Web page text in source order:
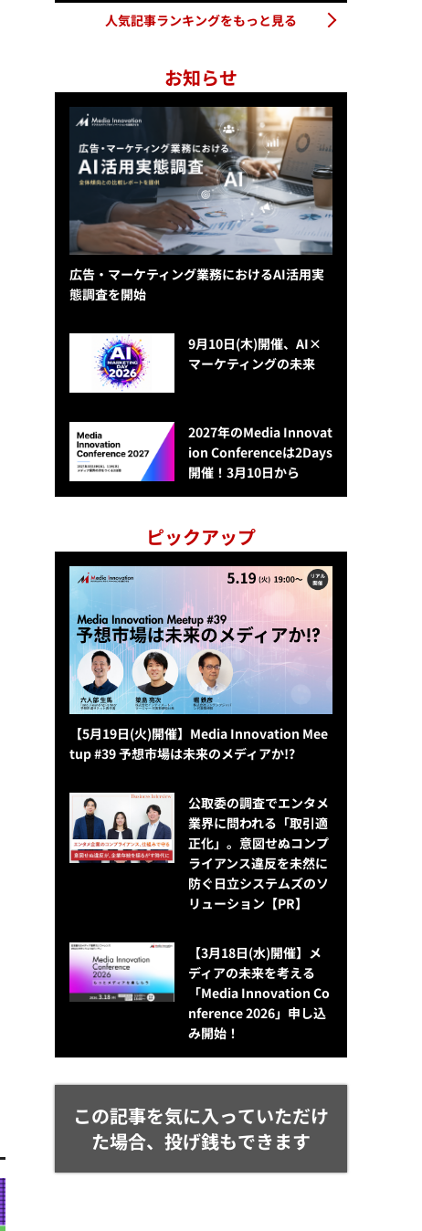
人気記事ランキングをもっと見る
お知らせ
広告・マーケティング業務におけるAI活用実
態調査を開始
9月10日(木)開催、AI×
マーケティングの未来
2027年のMedia Innovat
ion Conferenceは2Days
開催！3月10日から
ピックアップ
【5月19日(火)開催】Media Innovation Mee
tup #39 予想市場は未来のメディアか!?
公​​取委の調査でエンタメ
業界に問われる「取引適
正化」。意図せぬコンプ
ライアンス違反を未然に
防ぐ日立システムズのソ
リューション​【PR】
【3月18日(水)開催】メ
ディアの未来を考える
「Media Innovation Co
nference 2026」申し込
み開始！
この記事を気に入っていただけ
た場合、投げ銭もできます